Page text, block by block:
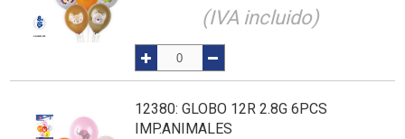
(IVA incluido)
12380: GLOBO 12R 2.8G 6PCS
IMP.ANIMALES